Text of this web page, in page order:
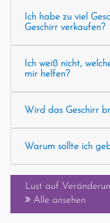
Ich habe zu viel
Geschirr verkaufen?
Ich weiß nicht,
mir helfen?
Wird das Geschirr
Warum sollte ich
Lust auf
Alle ansehen